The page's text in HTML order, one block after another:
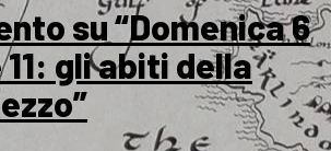
su “Domenica 6
gli abiti della